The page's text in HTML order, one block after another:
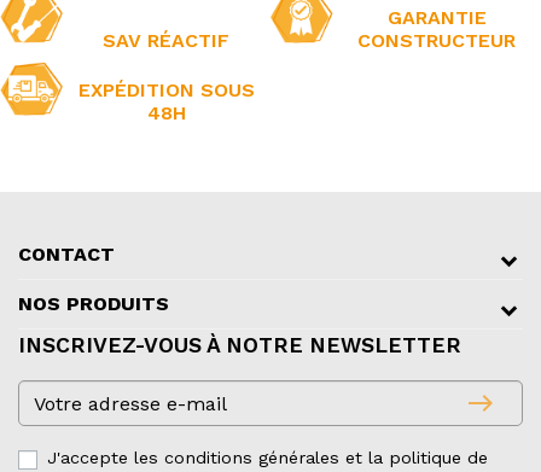
SAV RÉACTIF
GARANTIE
CONSTRUCTEUR
EXPÉDITION SOUS
48H
CONTACT
NOS PRODUITS
INSCRIVEZ-VOUS À NOTRE NEWSLETTER
east
J'accepte les conditions générales et la politique de